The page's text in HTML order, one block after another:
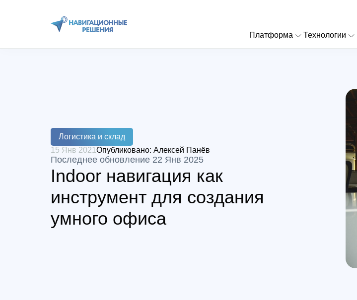
Платформа Технологии
Логистика и склад
15 Янв 2021 Опубликовано: Алексей Панёв
Последнее обновление 22 Янв 2025
Indoor навигация как
инструмент для создания
умного офиса